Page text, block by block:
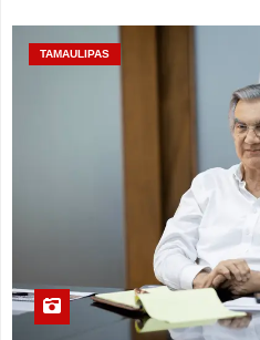
TAMAULIPAS